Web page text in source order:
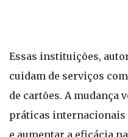
Essas instituições,
cuidam de serviços
de cartões. A mudança
práticas internacionais
e aumentar a eficácia